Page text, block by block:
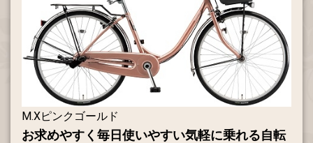
M.Xピンクゴールド
お求めやすく毎日使いやすい気軽に乗れる自転